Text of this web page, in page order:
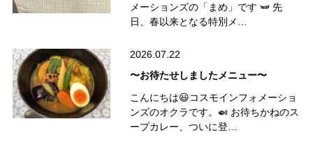
メーションズの「まめ」です 🫛 先
日、春以来となる特別メ…
2026.07.22
〜お待たせしましたメニュー〜
こんにちは😃コスモインフォメーショ
ンズのオクラです。🍛 お待ちかねのス
ープカレー、ついに登…